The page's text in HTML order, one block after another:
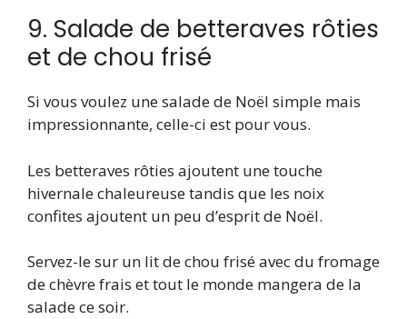
9. Salade de betteraves rôties
et de chou frisé
Si vous voulez une salade de Noël simple mais
impressionnante, celle-ci est pour vous.
Les betteraves rôties ajoutent une touche
hivernale chaleureuse tandis que les noix
confites ajoutent un peu d’esprit de Noël.
Servez-le sur un lit de chou frisé avec du fromage
de chèvre frais et tout le monde mangera de la
salade ce soir.